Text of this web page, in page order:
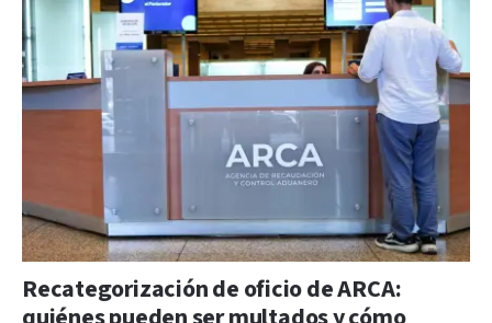
Recategorización de oficio de ARCA: